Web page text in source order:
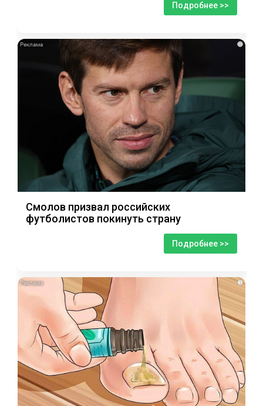
Подробнее >>
i
Смолов призвал российских
футболистов покинуть страну
Подробнее >>
i